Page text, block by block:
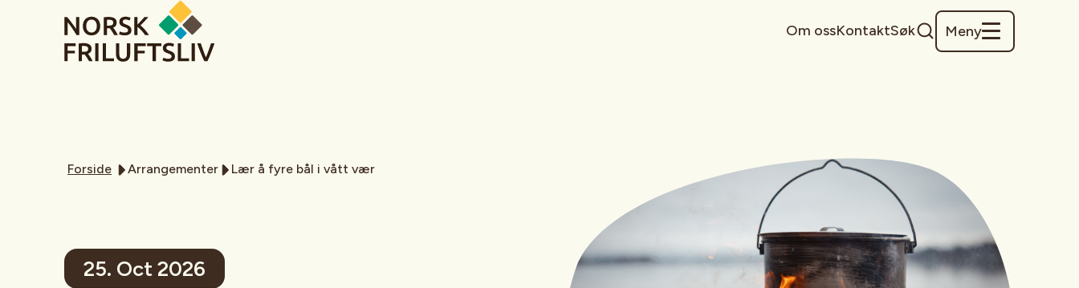
Om ossKontaktSøk Meny
Forside Arrangementer Lær å fyre bål i vått vær
25. Oct 2026